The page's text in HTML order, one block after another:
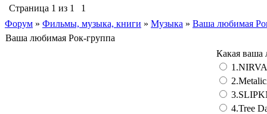
Страница 1 из 1
1
Форум » Фильмы, музыка, книги » Музыка » Ваша любимая
Ваша любимая Рок-группа
Какая ваша
4.Tree